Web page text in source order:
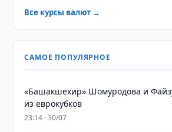
Все курсы валют →
САМОЕ ПОПУЛЯРНОЕ
«Башакшехир» Шомуродова и
из еврокубков
23:14 · 30/07